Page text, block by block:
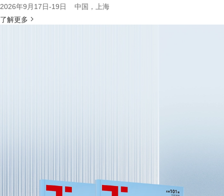
2026年9月17日-19日 中国，上海
了解更多